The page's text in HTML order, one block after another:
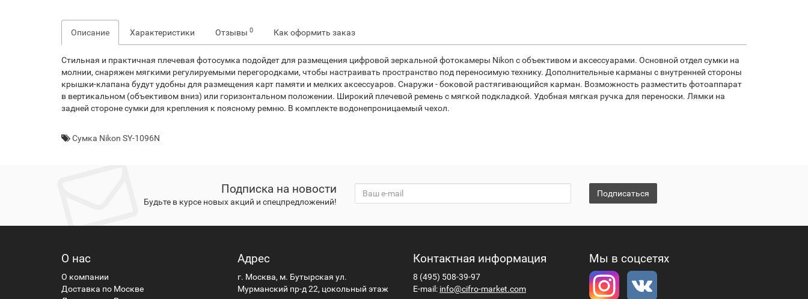
Описание Характеристики Отзывы 0 Как оформить заказ
Стильная и практичная плечевая фотосумка подойдет для размещения цифровой зеркальной фотокамеры Nikon с объективом и аксессуарами. Основной отдел сумки на
молнии, снаряжен мягкими регулируемыми перегородками, чтобы настраивать пространство под переносимую технику. Дополнительные карманы с внутренней стороны
крышки-клапана будут удобны для размещения карт памяти и мелких аксессуаров. Снаружи - боковой растягивающийся карман. Возможность разместить фотоаппарат
в вертикальном (объективом вниз) или горизонтальном положении. Широкий плечевой ремень с мягкой подкладкой. Удобная мягкая ручка для переноски. Лямки на
задней стороне сумки для крепления к поясному ремню. В комплекте водонепроницаемый чехол.
Сумка Nikon SY-1096N
Подписка на новости
Будьте в курсе новых акций и спецпредложений!
Подписаться
О нас
О компании
Доставка по Москве
Адрес
г. Москва, м. Бутырская ул.
Мурманский пр-д 22, цокольный этаж
Контактная информация
8 (495) 508-39-97
E-mail: info@cifro-market.com
Мы в соцсетях